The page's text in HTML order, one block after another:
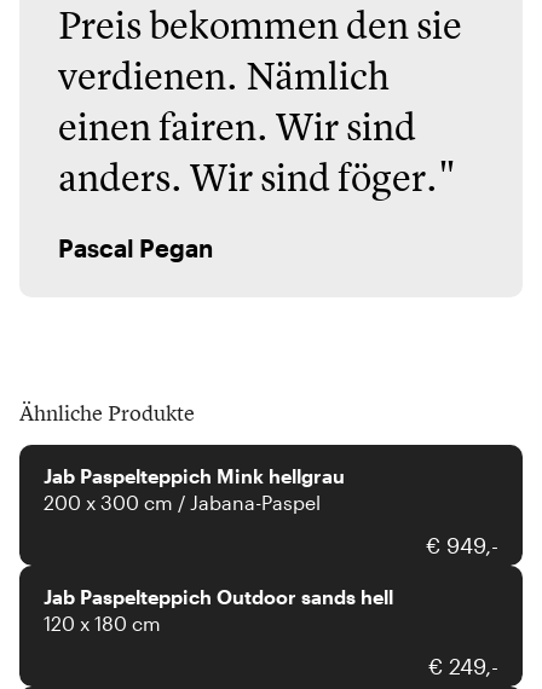
Preis bekommen den sie
verdienen. Nämlich
einen fairen. Wir sind
anders. Wir sind föger."
Pascal Pegan
Ähnliche Produkte
Jab Paspelteppich Mink hellgrau
200 x 300 cm / Jabana-Paspel
€ 949,-
JAB Anstoetz
Jab Paspelteppich Outdoor sands hell
120 x 180 cm
€ 249,-
JAB Anstoetz